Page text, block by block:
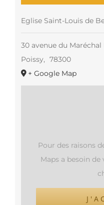
Eglise Saint-Louis de
30 avenue du Maréchal
Poissy, 78300
+ Google Map
Pour des raisons
Maps a besoin